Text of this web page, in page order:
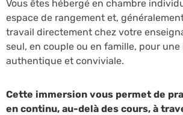
Vous êtes hébergé en chambre
espace de rangement et,
travail directement chez votre
seul, en couple ou en famille, pour une
authentique et conviviale.
Cette immersion vous permet de
en continu, au-delà des cours, à